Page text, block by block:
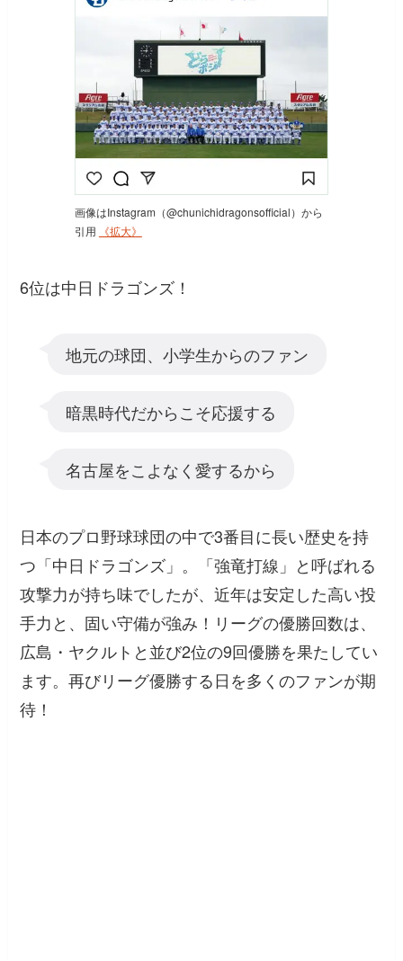
画像はInstagram（@chunichidragonsofficial）から
引用
《拡大》
6位は中日ドラゴンズ！
地元の球団、小学生からのファン
暗黒時代だからこそ応援する
名古屋をこよなく愛するから
日本のプロ野球球団の中で3番目に長い歴史を持
つ「中日ドラゴンズ」。「強竜打線」と呼ばれる
攻撃力が持ち味でしたが、近年は安定した高い投
手力と、固い守備が強み！リーグの優勝回数は、
広島・ヤクルトと並び2位の9回優勝を果たしてい
ます。再びリーグ優勝する日を多くのファンが期
待！